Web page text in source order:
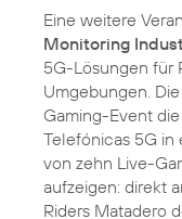
Eine weitere
Monitoring
5G-Lösungen für
Umgebungen.
Gaming-Event
Telefónicas 5G
von zehn Live-
aufzeigen: direkt
Riders Matadero